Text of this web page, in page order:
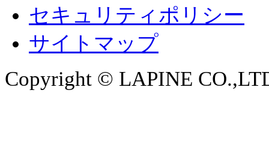
セキュリティポリシー
サイトマップ
Copyright © LAPINE